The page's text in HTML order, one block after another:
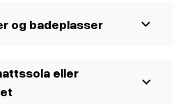
og badeplasser
eller